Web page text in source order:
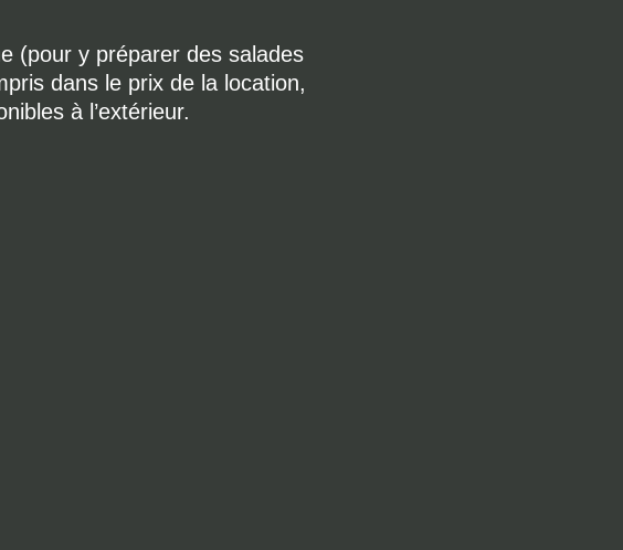
(pour y préparer des salades
dans le prix de la location,
à l’extérieur.